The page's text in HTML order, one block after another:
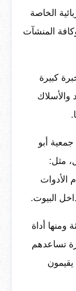
الخاصة
المنشآت
كبيرة
والأسلاك
أبو
مثل:
الأدوات
البيوت.
ومنها أداة
تساعدهم